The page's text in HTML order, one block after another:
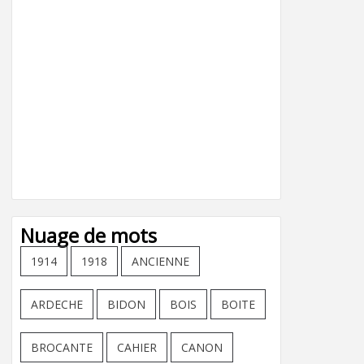
Nuage de mots
1914 1918 ANCIENNE
ARDECHE BIDON BOIS BOITE
BROCANTE CAHIER CANON